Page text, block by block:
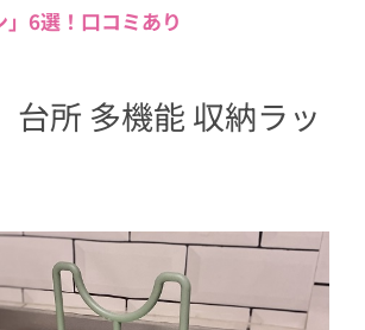
」6選！口コミあり
台所 多機能 収納ラッ